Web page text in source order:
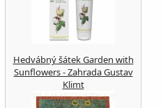
Hedvábný šátek Garden with
Sunflowers - Zahrada Gustav
Klimt